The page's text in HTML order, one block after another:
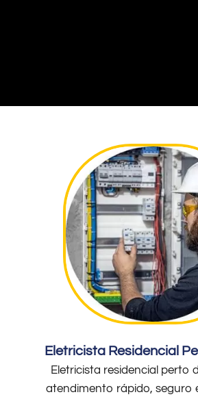
Eletricista Residencial
Eletricista residencial perto
atendimento rápido, seguro